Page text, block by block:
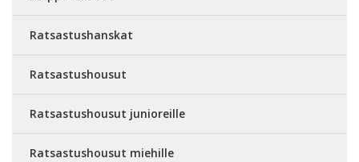
Ratsastushanskat
Ratsastushousut
Ratsastushousut junioreille
Ratsastushousut miehille